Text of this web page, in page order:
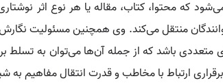
که محتوا، کتاب، مقاله یا هر نوع اثر
منتقل می‌کند. وی همچنین مسئولیت
متعددی باشد که از جمله آن‌ها می‌توان به تسلط
ارتباط با مخاطب و قدرت انتقال مفاهیم